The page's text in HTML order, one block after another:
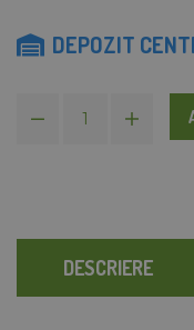
DEPOZIT
DESCRIERE